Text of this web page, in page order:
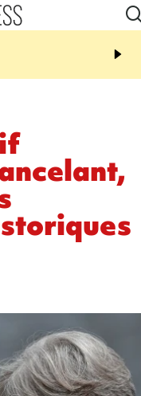
15:03
Vaste feu
l'ouest du pays, 20.000